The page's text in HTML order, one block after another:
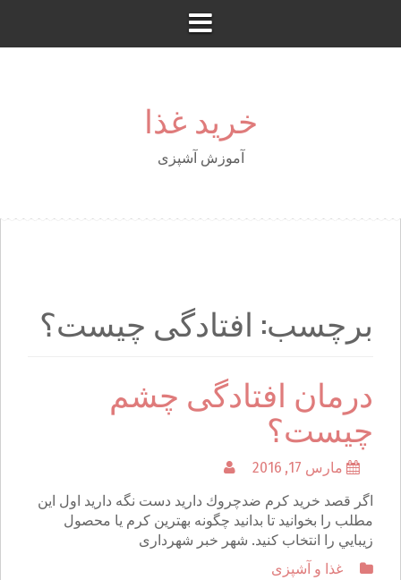
i
خرید غذا
آموزش آشپزی
برچسب: افتادگی چیست؟
درمان افتادگی چشم
چیست؟
مارس 17, 2016
اگر قصد خريد كرم ضد‌چروك داريد دست نگه داريد اول اين
مطلب را بخوانيد تا بدانيد چگونه بهترين كرم يا محصول
زيبايي را انتخاب كنيد. شهر خبر شهرداری
غذا و آشپزی